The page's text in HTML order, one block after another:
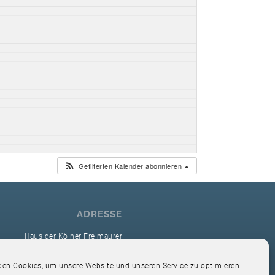
Cookies, um unsere Website und unseren Service zu optimieren.
Gefilterten Kalender abonnieren
ADRESSE
Haus der Kölner Freimaurer
Hardefuststr. 9